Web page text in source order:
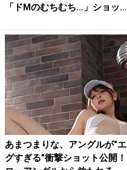
「ドMのむちむち…」ショッ
あまつまりな、アングルが“エ
グすぎる”衝撃ショット公開！